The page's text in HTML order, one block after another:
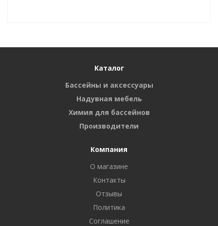
Каталог
Бассейны и аксессуары
Надувная мебель
Химия для бассейнов
Производители
Компания
О магазине
Контакты
Отзывы
Политика
Соглашение